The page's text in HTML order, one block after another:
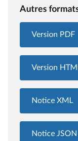
Autres
Version PDF
Version
Notice XML
Notice JSON